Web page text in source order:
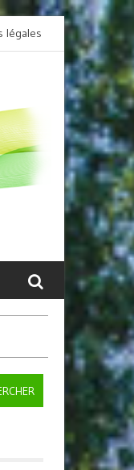
collège : une porte
antique !
légales